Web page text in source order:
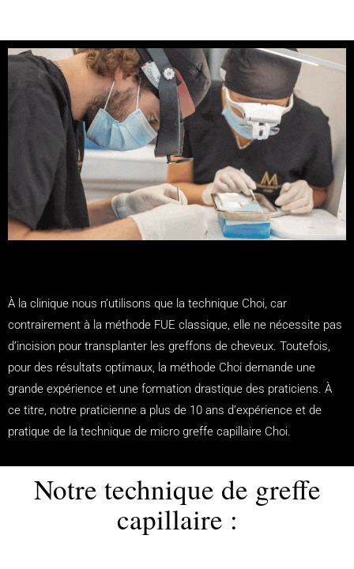
À la clinique nous n’utilisons que la technique Choi, car
contrairement à la méthode FUE classique, elle ne nécessite pas
d’incision pour transplanter les greffons de cheveux. Toutefois,
pour des résultats optimaux, la méthode Choi demande une
grande expérience et une formation drastique des praticiens. À
ce titre, notre praticienne a plus de 10 ans d’expérience et de
pratique de la technique de micro greffe capillaire Choi.
Notre technique de greffe
capillaire :